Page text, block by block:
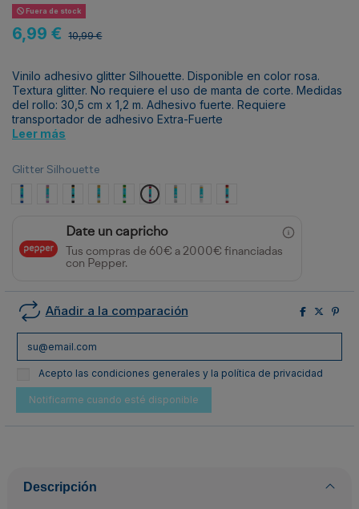
Fuera de stock
6,99 € 10,99 €
Vinilo adhesivo glitter Silhouette. Disponible en color rosa.
Textura glitter. No requiere el uso de manta de corte. Medidas
del rollo: 30,5 cm x 1,2 m. Adhesivo fuerte. Requiere
transportador de adhesivo Extra-Fuerte
Leer más
Glitter Silhouette
Azul LavandaNegroOro VerdeRosa Plata BlancoRojo
Date un capricho
Tus compras de 60€ a 2000€ financiadas
con Pepper.
Añadir a la comparación
Acepto las condiciones generales y la política de privacidad
Descripción